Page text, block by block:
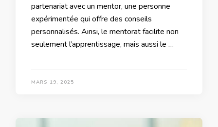
partenariat avec un mentor, une personne
expérimentée qui offre des conseils
personnalisés. Ainsi, le mentorat facilite non
seulement l’apprentissage, mais aussi le …
MARS 19, 2025